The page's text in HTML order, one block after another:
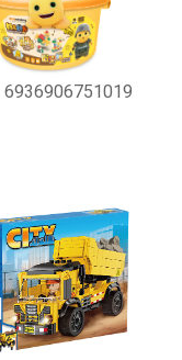
6936906751019 – לגו